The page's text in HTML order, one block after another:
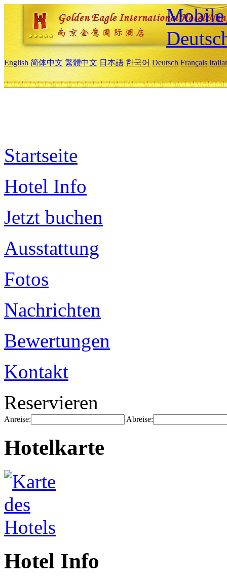
Mobile
English 简体中文 繁體中文 日本語 한국어 Deutsch Français
Startseite
Hotel Info
Jetzt buchen
Ausstattung
Fotos
Nachrichten
Bewertungen
Kontakt
Reservieren
Anreise: Abreise:
Hotelkarte
Hotel Info